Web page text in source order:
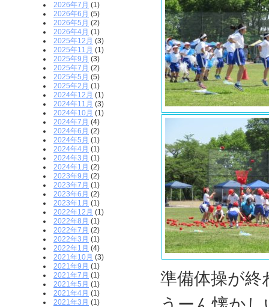
2026年7月 (1)
2026年6月 (5)
2026年5月 (2)
2026年4月 (1)
2025年12月 (3)
2025年11月 (1)
2025年9月 (3)
2025年7月 (2)
2025年5月 (5)
2025年2月 (1)
2024年12月 (1)
2024年11月 (3)
2024年10月 (1)
2024年7月 (4)
2024年6月 (2)
2024年5月 (1)
2024年4月 (1)
2024年3月 (1)
2024年1月 (2)
2023年9月 (2)
2023年7月 (1)
2023年6月 (2)
2023年1月 (1)
2022年12月 (1)
2022年8月 (1)
2022年7月 (2)
2022年3月 (1)
2022年1月 (4)
2021年10月 (3)
2021年9月 (1)
2021年7月 (1)
2021年5月 (1)
2021年4月 (1)
2021年3月 (1)
準備体操が終